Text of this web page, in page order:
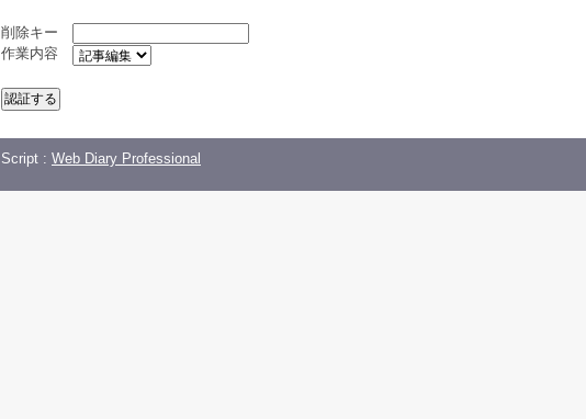
削除キー
作業内容
Script : Web Diary Professional